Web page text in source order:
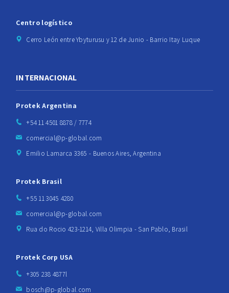
Centro logístico
Cerro León entre Ybyturusu y 12 de Junio - Barrio Itay Luque
INTERNACIONAL
Protek Argentina
+54 11 4501 8878 / 7774
comercial@p-global.com
Emilio Lamarca 3365 - Buenos Aires, Argentina
Protek Brasil
+55 11 3045 4280
comercial@p-global.com
Rua do Rocio 423-1214, Villa Olimpia - San Pablo, Brasil
Protek Corp USA
+305 238 4877l
bosch@p-global.com